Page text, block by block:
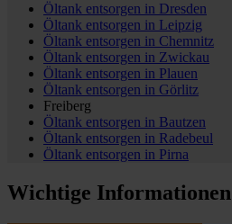
Öltank entsorgen in Dresden
Öltank entsorgen in Leipzig
Öltank entsorgen in Chemnitz
Öltank entsorgen in Zwickau
Öltank entsorgen in Plauen
Öltank entsorgen in Görlitz
Freiberg
Öltank entsorgen in Bautzen
Öltank entsorgen in Radebeul
Öltank entsorgen in Pirna
Wichtige Informationen